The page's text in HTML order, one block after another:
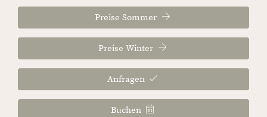
Preise Sommer
Preise Winter
Anfragen
Buchen